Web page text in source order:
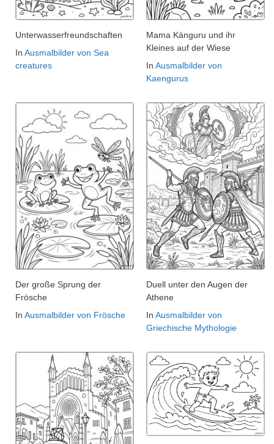
Unterwasserfreundschaften
In Ausmalbilder von Sea
creatures
Mama Känguru und ihr
Kleines auf der Wiese
In Ausmalbilder von
Kaengurus
Der große Sprung der
Frösche
In Ausmalbilder von Frösche
Duell unter den Augen der
Athene
In Ausmalbilder von
Griechische Mythologie